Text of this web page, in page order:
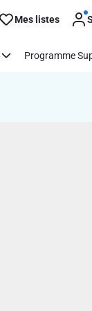
Mes listes
Programme